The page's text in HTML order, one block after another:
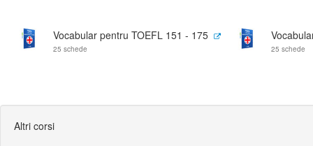
Vocabular pentru TOEFL 151 - 175
25 schede 25 schede
Altri corsi